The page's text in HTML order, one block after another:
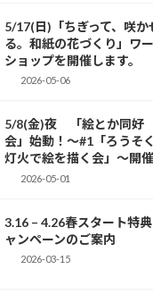
5/17(日)「ちぎって、咲か
る。和紙の花づくり」ワ
ショップを開催します。
2026-05-06
5/8(金)夜 「絵とか同好
会」始動！〜#1「ろうそ
灯火で絵を描く会」〜開催
2026-05-01
3.16 – 4.26春スタート特
ャンペーンのご案内
2026-03-15